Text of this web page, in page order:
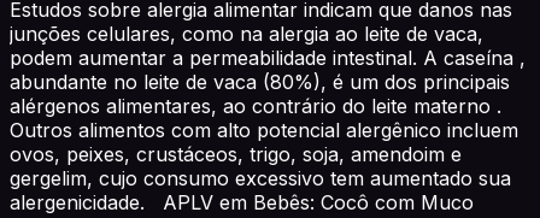
Estudos sobre alergia alimentar indicam que danos nas
junções celulares, como na alergia ao leite de vaca,
podem aumentar a permeabilidade intestinal. A caseína ,
abundante no leite de vaca (80%), é um dos principais
alérgenos alimentares, ao contrário do leite materno .
Outros alimentos com alto potencial alergênico incluem
ovos, peixes, crustáceos, trigo, soja, amendoim e
gergelim, cujo consumo excessivo tem aumentado sua
alergenicidade. APLV em Bebês: Cocô com Muco